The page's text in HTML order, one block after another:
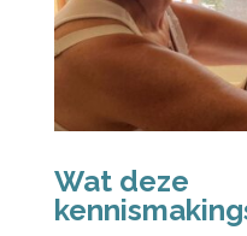
Wat deze